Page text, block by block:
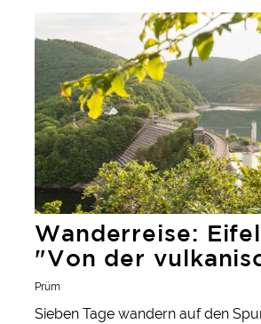
Wanderreise:
"Von der
Vergangenheit bis
Römern"
Prüm
Sieben Tage wandern auf den
Wanderreise: Eifelsteig "Von der
Vergangenheit bis zu den Römern"